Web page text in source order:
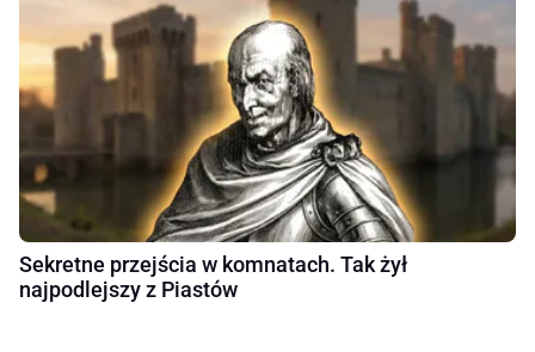
Sekretne przejścia w komnatach. Tak żył
najpodlejszy z Piastów